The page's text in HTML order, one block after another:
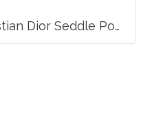
Christian Dior Seddle Pouch Accessory Hand Bag